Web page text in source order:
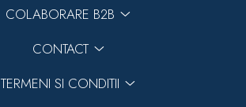
COLABORARE B2B
CONTACT
TERMENI SI CONDITII